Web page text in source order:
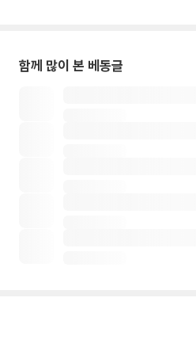
함께 많이 본 베동글